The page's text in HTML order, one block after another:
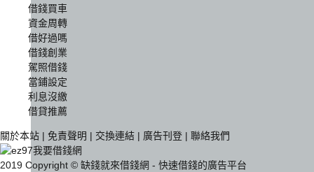
借錢買車
資金周轉
借好過嗎
借錢創業
駕照借錢
當鋪設定
利息沒繳
借貸推薦
關於本站 | 免責聲明 | 交換連結 | 廣告刊登 | 聯絡我們
2019 Copyright © 缺錢就來借錢網 - 快速借錢的廣告平台